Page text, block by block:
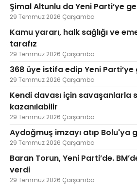
Şimal Altunlu da Yeni Parti’ye
29 Temmuz 2026 Çarşamba
Kamu yararı, halk sağlığı ve
tarafız
29 Temmuz 2026 Çarşamba
368 üye istifa edip Yeni
29 Temmuz 2026 Çarşamba
Kendi davası için savaşanlarla
kazanılabilir
29 Temmuz 2026 Çarşamba
Aydoğmuş imzayı atıp Bolu'ya
29 Temmuz 2026 Çarşamba
Baran Torun, Yeni Parti’de.
verdi
29 Temmuz 2026 Çarşamba